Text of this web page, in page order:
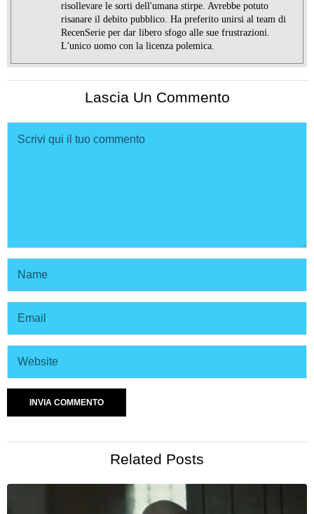
risollevare le sorti dell'umana stirpe. Avrebbe potuto
risanare il debito pubblico. Ha preferito unirsi al team di
RecenSerie per dar libero sfogo alle sue frustrazioni.
L'unico uomo con la licenza polemica.
Lascia Un Commento
Related Posts